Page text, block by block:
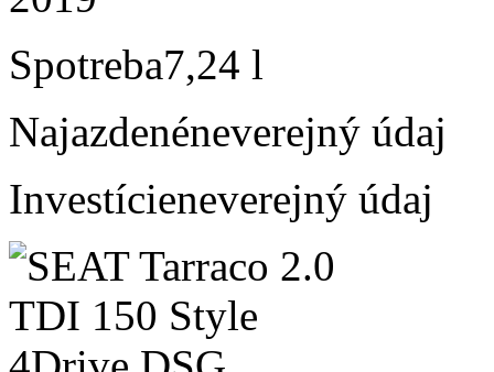
Spotreba7,24 l
Najazdenéneverejný údaj
Investícieneverejný údaj